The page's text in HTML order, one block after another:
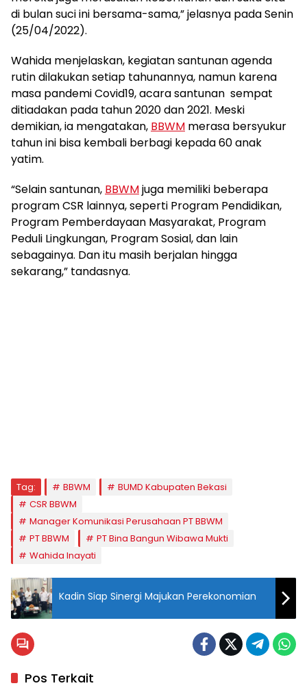
di bulan suci ini bersama-sama,” jelasnya pada Senin
(25/04/2022).
Wahida menjelaskan, kegiatan santunan agenda
rutin dilakukan setiap tahunannya, namun karena
masa pandemi Covid19, acara santunan sempat
ditiadakan pada tahun 2020 dan 2021. Meski
demikian, ia mengatakan, BBWM merasa bersyukur
tahun ini bisa kembali berbagi kepada 60 anak
yatim.
“Selain santunan, BBWMjuga memiliki beberapa
program CSR lainnya, seperti Program Pendidikan,
Program Pemberdayaan Masyarakat, Program
Peduli Lingkungan, Program Sosial, dan lain
sebagainya. Dan itu masih berjalan hingga
sekarang,” tandasnya.
Tag: BBWM
BUMD Kabupaten Bekasi
CSR BBWM
Manager Komunikasi Perusahaan PT BBWM
PT BBWM
PT Bina Bangun Wibawa Mukti
Wahida Inayati
Kadin Siap Sinergi Majukan Perekonomian
Pos Terkait